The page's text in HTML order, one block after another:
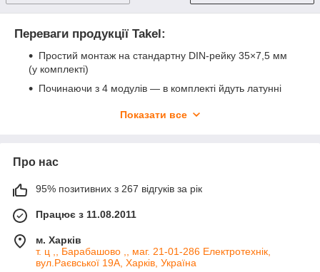
Переваги продукції Takel:
Простий монтаж на стандартну DIN-рейку 35×7,5 мм
(у комплекті)
Починаючи з 4 модулів — в комплекті йдуть латунні
Підготовлені місця для отворів спрощують введення
виступам
Універсальне застосування в побутових та
Продаж щитків оптом і в роздріб — напряму від
Чому варто замовити щитки Takel у нас:
Показати все
Про нас
95% позитивних з 267 відгуків за рік
Працює з 11.08.2011
м. Харків
т. ц ,, Барабашово ,, маг. 21-01-286 Електротехнік,
вул.Раєвської 19А, Харків, Україна